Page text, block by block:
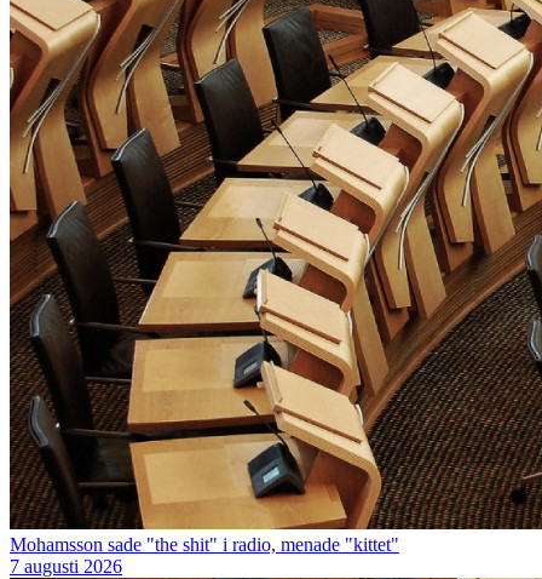
Mohamsson sade "the shit" i radio, menade "kittet"
7 augusti 2026